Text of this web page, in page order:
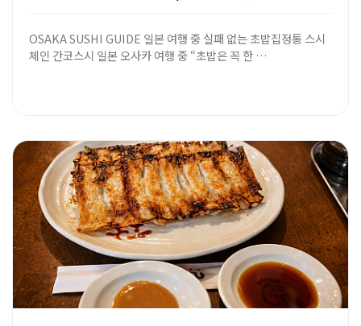
OSAKA SUSHI GUIDE 일본 여행 중 실패 없는 초밥집정통 스시
체인 간코스시 일본 오사카 여행 중 “초밥은 꼭 한 …